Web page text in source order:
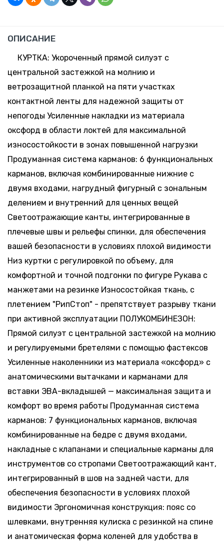
ОПИСАНИЕ
КУРТКА: Укороченный прямой силуэт с
центральной застежкой на молнию и
ветрозащитной планкой на пяти участках
контактной ленты для надежной защиты от
непогоды Усиленные накладки из материала
оксфорд в области локтей для максимальной
износостойкости в зонах повышенной нагрузки
Продуманная система карманов: 6 функциональных
карманов, включая комбинированные нижние с
двумя входами, нагрудный фигурный с зональным
делением и внутренний для ценных вещей
Светоотражающие канты, интегрированные в
плечевые швы и рельефы спинки, для обеспечения
вашей безопасности в условиях плохой видимости
Низ куртки с регулировкой по объему, для
комфортной и точной подгонки по фигуре Рукава с
манжетами на резинке Износостойкая ткань, с
плетением "РипСтоп" - препятствует разрыву ткани
при активной эксплуатации ПОЛУКОМБИНЕЗОН:
Прямой силуэт с центральной застежкой на молнию
и регулируемыми бретелями с помощью фастексов
Усиленные наколенники из материала «оксфорд» с
анатомическими вытачками и карманами для
вставки ЭВА-вкладышей — максимальная защита и
комфорт во время работы Продуманная система
карманов: 7 функциональных карманов, включая
комбинированные на бедре с двумя входами,
накладные с клапанами и специальные карманы для
инструментов со стропами Светоотражающий кант,
интегрированный в шов на задней части, для
обеспечения безопасности в условиях плохой
видимости Эргономичная конструкция: пояс со
шлевками, внутренняя кулиска с резинкой на спине
и анатомическая форма коленей для удобства в